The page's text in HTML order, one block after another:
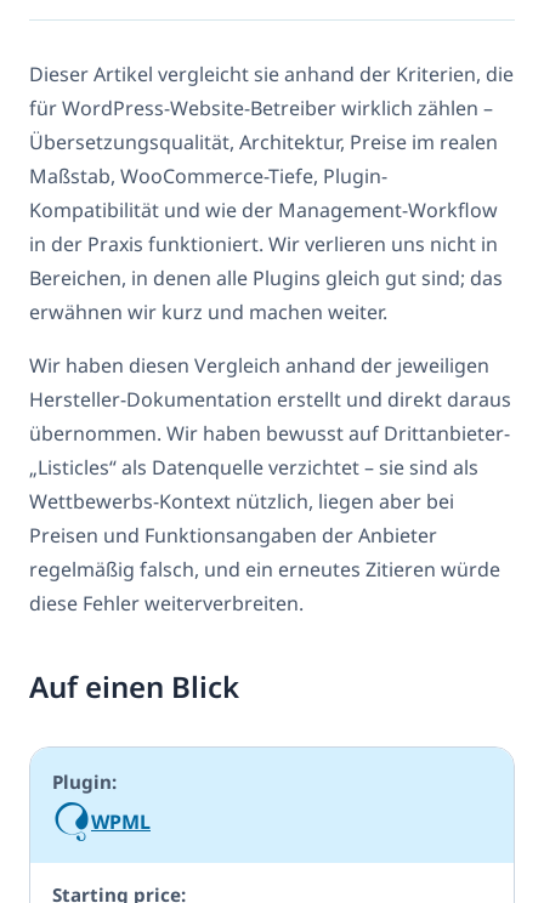
Dieser Artikel vergleicht sie anhand der Kriterien, die
für WordPress-Website-Betreiber wirklich zählen –
Übersetzungsqualität, Architektur, Preise im realen
Maßstab, WooCommerce-Tiefe, Plugin-
Kompatibilität und wie der Management-Workflow
in der Praxis funktioniert. Wir verlieren uns nicht in
Bereichen, in denen alle Plugins gleich gut sind; das
erwähnen wir kurz und machen weiter.
Wir haben diesen Vergleich anhand der jeweiligen
Hersteller-Dokumentation erstellt und direkt daraus
übernommen. Wir haben bewusst auf Drittanbieter-
„Listicles“ als Datenquelle verzichtet – sie sind als
Wettbewerbs-Kontext nützlich, liegen aber bei
Preisen und Funktionsangaben der Anbieter
regelmäßig falsch, und ein erneutes Zitieren würde
diese Fehler weiterverbreiten.
Auf einen Blick
WPML